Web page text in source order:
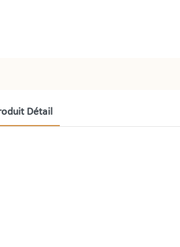
Détail